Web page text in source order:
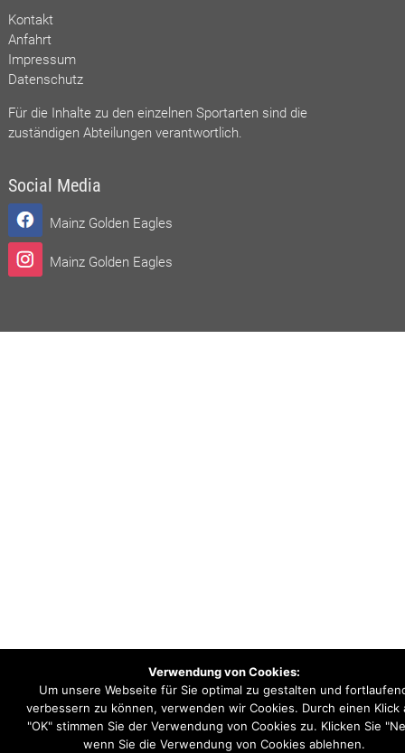
Kontakt
Anfahrt
Impressum
Datenschutz
Für die Inhalte zu den einzelnen Sportarten sind die
zuständigen Abteilungen verantwortlich.
Social Media
Mainz Golden Eagles
Mainz Golden Eagles
Verwendung von Cookies:
Um unsere Webseite für Sie optimal zu gestalten und
verbessern zu können, verwenden wir Cookies. Durch einen Klick
"OK" stimmen Sie der Verwendung von Cookies zu. Klicken Sie
wenn Sie die Verwendung von Cookies ablehnen.